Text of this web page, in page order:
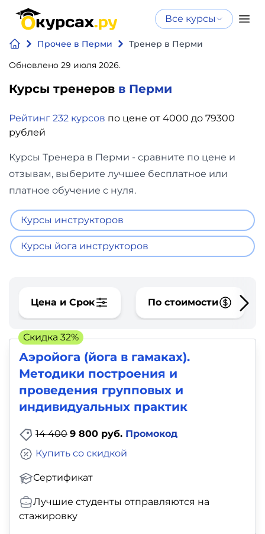
Все курсы
Прочее в Перми
Тренер в Перми
Обновлено 29 июля 2026.
Курсы тренеров в Перми
Рейтинг 232 курсов по цене от 4000 до 79300
рублей
Курсы Тренера в Перми - сравните по цене и
отзывам, выберите лучшее бесплатное или
платное обучение с нуля.
Курсы инструкторов
Курсы йога инструкторов
Цена и Срок По стоимости
Аэройога (йога в гамаках).
Методики построения и
проведения групповых и
индивидуальных практик
14 400 9 800 руб. Промокод
Сертификат
Купить со скидкой
Лучшие студенты отправляются на
стажировку
Скидка 32%
Нейросеть
Программирование
Бизнес
и
финансы
Дизайн
Аналитика
Видео,
Маркетинг
Иностранный
язык
Для
детей
Красота,
фитнес
Психология
Курсы по
искусственному
Курсы по нейросетям